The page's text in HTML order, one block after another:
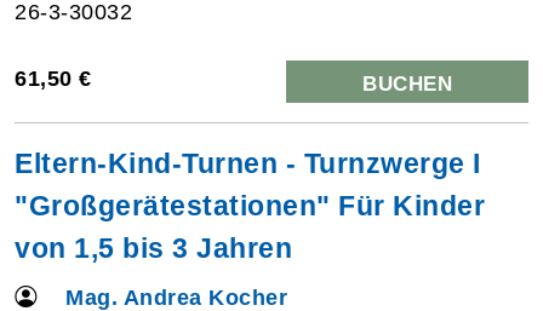
26-3-30032
61,50 € BUCHEN
Eltern-Kind-Turnen - Turnzwerge I
"Großgerätestationen" Für Kinder
von 1,5 bis 3 Jahren
Mag. Andrea Kocher